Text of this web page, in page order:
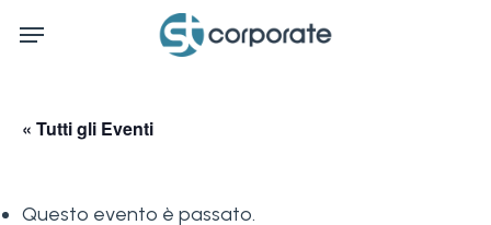
Menu
« Tutti gli Eventi
Questo evento è passato.